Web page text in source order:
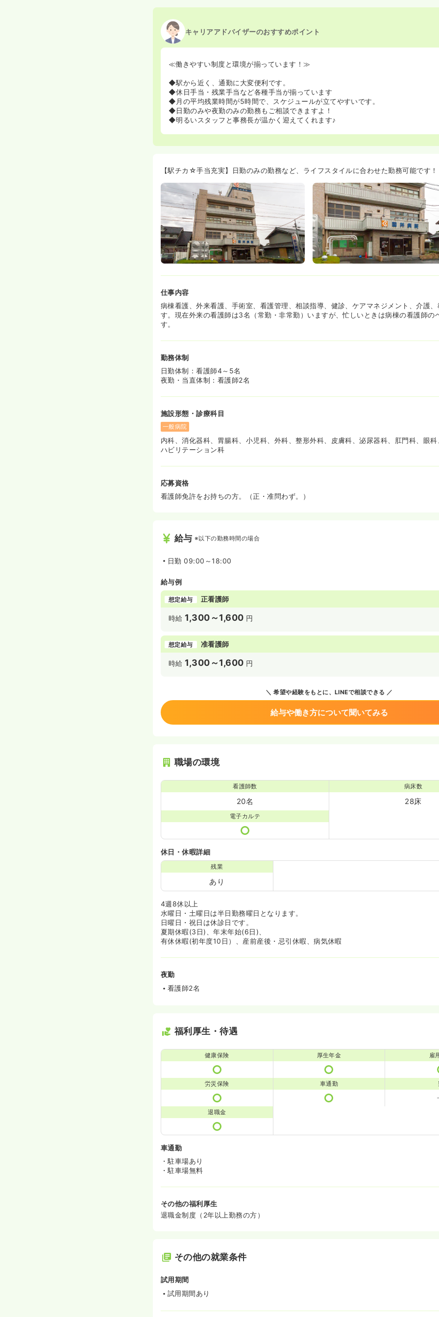
キャリアアドバイザーのおすすめポイント
≪働きやすい制度と環境が揃っています！≫
◆駅から近く、通勤に大変便利です。
◆休日手当・残業手当など各種手当が揃っています
◆月の平均残業時間が5時間で、スケジュールが立てやすいです。
◆日勤のみや夜勤のみの勤務もご相談できますよ！
◆明るいスタッフと事務長が温かく迎えてくれます♪
【駅チカ☆手当充実】日勤のみの勤務など、ライフスタイルに合わせた勤務可能です！
仕事内容
病棟看護、外来看護、手術室、看護管理、相談指導、健診、ケアマネジメント、介護、
す。現在外来の看護師は3名（常勤・非常勤）いますが、忙しいときは病棟の看護師の
す。
勤務体制
日勤体制：看護師4～5名
夜勤・当直体制：看護師2名
施設形態・診療科目
一般病院
内科、消化器科、胃腸科、小児科、外科、整形外科、皮膚科、泌尿器科、肛門科、眼科
ハビリテーション科
応募資格
看護師免許をお持ちの方。（正・准問わず。）
給与 ※以下の勤務時間の場合
日勤 09:00～18:00
給与例
想定給与 正看護師
時給 1,300～1,600 円
想定給与 准看護師
時給 1,300～1,600 円
希望や経験をもとに、LINEで相談できる
給与や働き方について聞いてみる
職場の環境
看護師数
20名
病床数
28床
電子カルテ
休日・休暇詳細
残業
あり
4週8休以上
水曜日・土曜日は半日勤務曜日となります。
日曜日・祝日は休診日です。
夏期休暇(3日)、年末年始(6日)、
有休休暇(初年度10日）、産前産後・忌引休暇、病気休暇
夜勤
看護師2名
福利厚生・待遇
健康保険 厚生年金 雇
労災保険 車通勤
退職金
車通勤
・駐車場あり
・駐車場無料
その他の福利厚生
退職金制度（2年以上勤務の方）
その他の就業条件
試用期間
試用期間あり